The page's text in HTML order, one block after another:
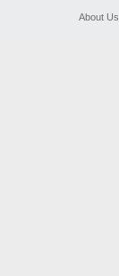
About Us